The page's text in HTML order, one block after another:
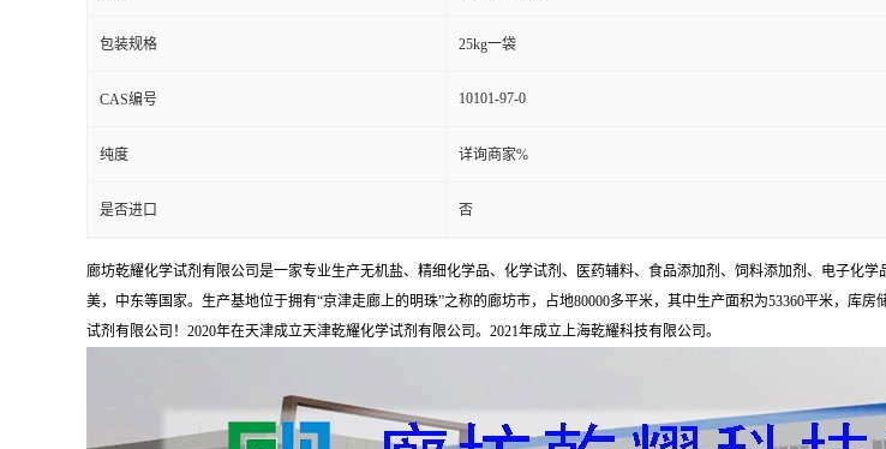
包装规格 25kg一袋
CAS编号 10101-97-0
纯度 详询商家%
是否进口 否
廊坊乾耀化学试剂有限公司是一家专业生产无机盐、精细化学品、化学试剂、医药辅料、食品添加剂、饲料添加剂、电子化
美，中东等国家。生产基地位于拥有“京津走廊上的明珠”之称的廊坊市，占地80000多平米，其中生产面积为53360平米，库
试剂有限公司！2020年在天津成立天津乾耀化学试剂有限公司。2021年成立上海乾耀科技有限公司。